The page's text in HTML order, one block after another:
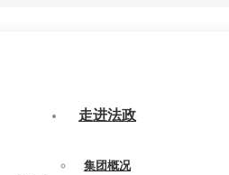
走进法政
集团概况